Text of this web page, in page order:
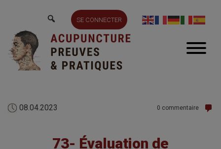
SE CONNECTER
08.04.2023 0 commentaire
73- Évaluation de